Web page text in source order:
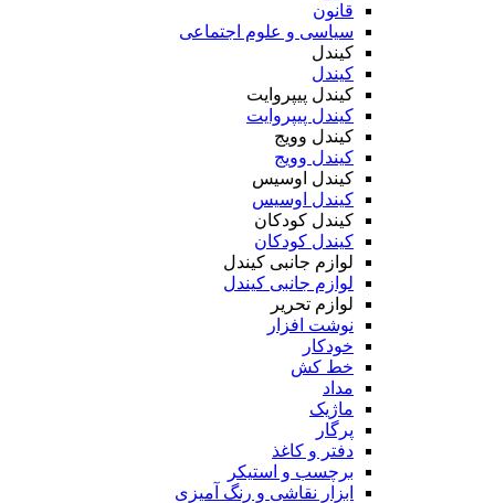
قانون
سیاسی و علوم اجتماعی
کیندل
کیندل
کیندل پیپروایت
کیندل پیپروایت
کیندل وویج
کیندل وویج
کیندل اوسیس
کیندل اوسیس
کیندل کودکان
کیندل کودکان
لوازم جانبی کیندل
لوازم جانبی کیندل
لوازم تحریر
نوشت افزار
خودکار
خط کش
مداد
ماژیک
پرگار
دفتر و کاغذ
برچسب و استیکر
ابزار نقاشی و رنگ آمیزی